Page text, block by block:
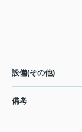
設備(その他)
備考